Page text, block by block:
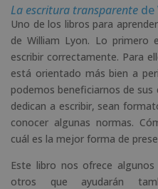
La escritura transparente de
Uno de los libros para
de William Lyon. Lo primero
escribir correctamente. Para
está orientado más bien a
podemos beneficiarnos de
dedican a escribir, sean
conocer algunas normas.
cuál es la mejor forma de
Este libro nos ofrece
otros que ayudarán